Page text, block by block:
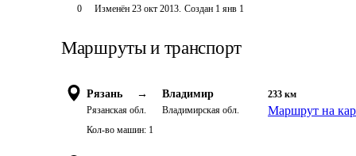
0 Изменён 23 окт 2013. Создан 1 янв 1
Маршруты и транспорт
Рязань →
Рязанская обл.
Владимир
Владимирская обл.
233 км
Маршрут на
Кол-во машин: 1